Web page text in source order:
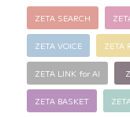
ZETA SEARCH
ZETA VOICE ZETA
ZETA LINK for AI
ZETA BASKET